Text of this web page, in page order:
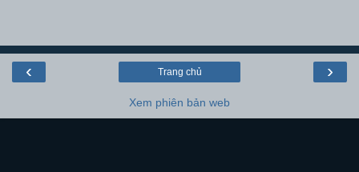
‹ ›
Trang chủ
Xem phiên bản web